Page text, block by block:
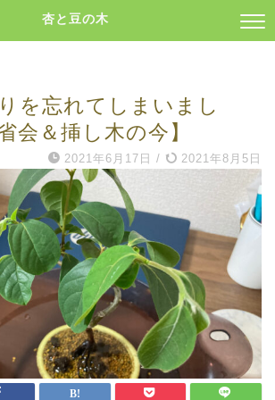
杏と豆の木
を忘れてしまいまし
会＆挿し木の今】
2021年6月17日 / 2021年8月5日